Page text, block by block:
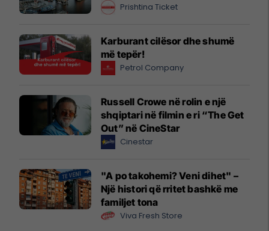
Prishtina Ticket
Karburant cilësor dhe shumë
më tepër!
Petrol Company
Russell Crowe në rolin e një
shqiptari në filmin e ri “The Get
Out” në CineStar
Cinestar
"A po takohemi? Veni dihet" –
Një histori që rritet bashkë me
familjet tona
Viva Fresh Store